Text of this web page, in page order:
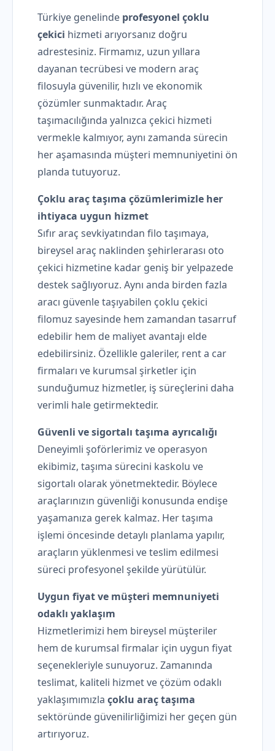
Türkiye genelinde profesyonel çoklu
çekici hizmeti arıyorsanız doğru
adrestesiniz. Firmamız, uzun yıllara
dayanan tecrübesi ve modern araç
filosuyla güvenilir, hızlı ve ekonomik
çözümler sunmaktadır. Araç
taşımacılığında yalnızca çekici hizmeti
vermekle kalmıyor, aynı zamanda sürecin
her aşamasında müşteri memnuniyetini ön
planda tutuyoruz.
Çoklu araç taşıma çözümlerimizle her
ihtiyaca uygun hizmet
Sıfır araç sevkiyatından filo taşımaya,
bireysel araç naklinden şehirlerarası oto
çekici hizmetine kadar geniş bir yelpazede
destek sağlıyoruz. Aynı anda birden fazla
aracı güvenle taşıyabilen çoklu çekici
filomuz sayesinde hem zamandan tasarruf
edebilir hem de maliyet avantajı elde
edebilirsiniz. Özellikle galeriler, rent a car
firmaları ve kurumsal şirketler için
sunduğumuz hizmetler, iş süreçlerini daha
verimli hale getirmektedir.
Güvenli ve sigortalı taşıma ayrıcalığı
Deneyimli şoförlerimiz ve operasyon
ekibimiz, taşıma sürecini kaskolu ve
sigortalı olarak yönetmektedir. Böylece
araçlarınızın güvenliği konusunda endişe
yaşamanıza gerek kalmaz. Her taşıma
işlemi öncesinde detaylı planlama yapılır,
araçların yüklenmesi ve teslim edilmesi
süreci profesyonel şekilde yürütülür.
Uygun fiyat ve müşteri memnuniyeti
odaklı yaklaşım
Hizmetlerimizi hem bireysel müşteriler
hem de kurumsal firmalar için uygun fiyat
seçenekleriyle sunuyoruz. Zamanında
teslimat, kaliteli hizmet ve çözüm odaklı
yaklaşımımızla çoklu araç taşıma
sektöründe güvenilirliğimizi her geçen gün
artırıyoruz.